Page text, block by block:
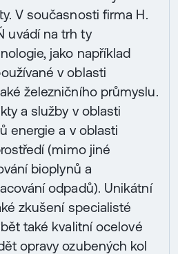
V současnosti firma H.
uvádí na trh ty
jako například
v oblasti
železničního průmyslu.
a služby v oblasti
energie a v oblasti
(mimo jiné
bioplynů a
odpadů). Unikátní
zkušení specialisté
také kvalitní ocelové
opravy ozubených kol